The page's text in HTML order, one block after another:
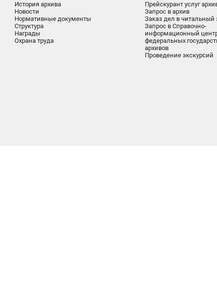
История архива
Новости
Нормативные документы
Структура
Награды
Охрана труда
Прейскурант услуг
Запрос в архив
Заказ дел в читальный
Запрос в Справочно-
информационный
федеральных
архивов
Проведение экскурсий